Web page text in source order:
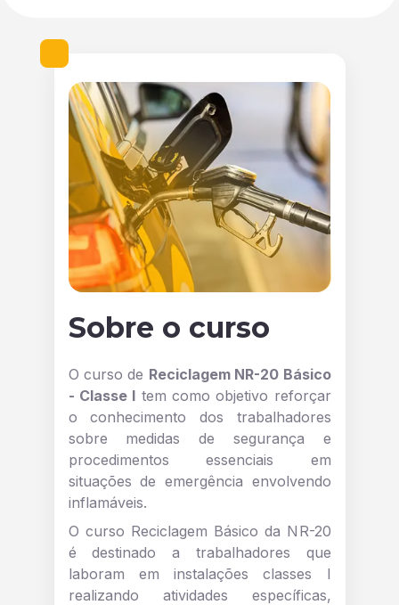
Sobre o curso
O curso de Reciclagem NR-20 Básico
- Classe I tem como objetivo reforçar
o conhecimento dos trabalhadores
sobre medidas de segurança e
procedimentos essenciais em
situações de emergência envolvendo
inflamáveis.
O curso Reciclagem Básico da NR-20
é destinado a trabalhadores que
laboram em instalações classes I
realizando atividades específicas,